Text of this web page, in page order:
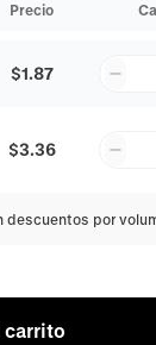
Precio
$1.87
$3.36
por
carrito